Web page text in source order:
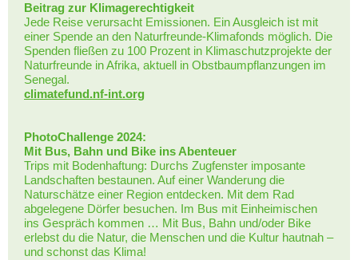
Beitrag zur Klimagerechtigkeit
Jede Reise verursacht Emissionen. Ein Ausgleich ist mit
einer Spende an den Naturfreunde-Klimafonds möglich. Die
Spenden fließen zu 100 Prozent in Klimaschutzprojekte der
Naturfreunde in Afrika, aktuell in Obstbaumpflanzungen im
Senegal.
climatefund.nf-int.org
PhotoChallenge 2024:
Mit Bus, Bahn und Bike ins Abenteuer
Trips mit Bodenhaftung: Durchs Zugfenster imposante
Landschaften bestaunen. Auf einer Wanderung die
Naturschätze einer Region entdecken. Mit dem Rad
abgelegene Dörfer besuchen. Im Bus mit Einheimischen
ins Gespräch kommen … Mit Bus, Bahn und/oder Bike
erlebst du die Natur, die Menschen und die Kultur hautnah –
und schonst das Klima!